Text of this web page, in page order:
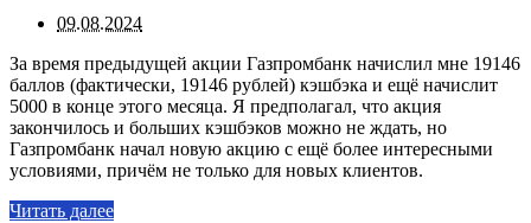
09.08.2024
За время предыдущей акции Газпромбанк начислил мне 19146
баллов (фактически, 19146 рублей) кэшбэка и ещё начислит
5000 в конце этого месяца. Я предполагал, что акция
закончилось и больших кэшбэков можно не ждать, но
Газпромбанк начал новую акцию с ещё более интересными
условиями, причём не только для новых клиентов.
Читать далее